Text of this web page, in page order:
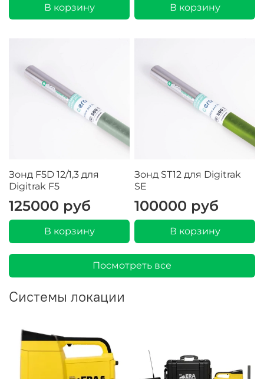
В корзину В корзину
Зонд F5D 12/1,3 для
Digitrak F5
125000 руб
В корзину
Зонд ST12 для Digitrak
SE
100000 руб
В корзину
Посмотреть все
Системы локации